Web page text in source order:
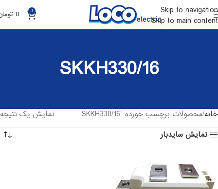
Skip to navigation
Skip to main content
0
0
SKKH330/16
خانه محصولات برچسب خورده “SKKH330/16”
نمایش یک نتیجه
نمایش سایدبار